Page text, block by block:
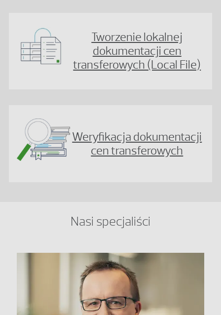
Tworzenie lokalnej
dokumentacji cen
transferowych (Local File)
Weryfikacja dokumentacji
cen transferowych
Nasi specjaliści